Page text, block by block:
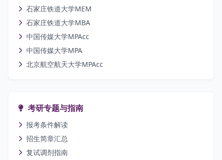
石家庄铁道大学MEM
石家庄铁道大学MBA
中国传媒大学MPAcc
中国传媒大学MPA
北京航空航天大学MPAcc
考研专题与指南
报考条件解读
招生简章汇总
复试调剂指南